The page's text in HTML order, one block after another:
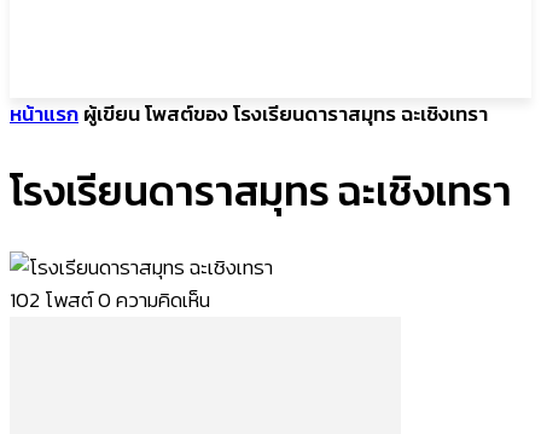
หน้าแรกผู้เขียนโพสต์ของ โรงเรียนดาราสมุทร ฉะเชิงเทรา
โรงเรียนดาราสมุทร ฉะเชิงเทรา
102 โพสต์0 ความคิดเห็น